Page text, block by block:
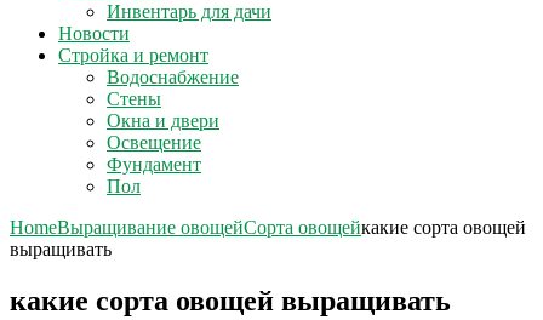
Инвентарь для дачи
Новости
Стройка и ремонт
Водоснабжение
Стены
Окна и двери
Освещение
Фундамент
Пол
HomeВыращивание овощейСорта овощейкакие сорта овощей
выращивать
какие сорта овощей выращивать